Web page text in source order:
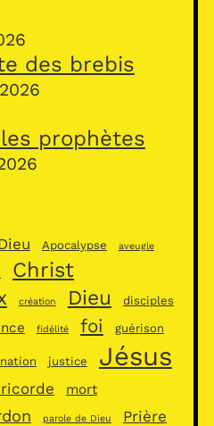
des brebis
prophètes
Apocalypse aveugle
Christ
création Dieu disciples
fidélité foi guérison
justice Jésus
mort
parole de Dieu Prière